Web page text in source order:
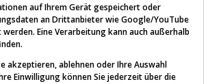
auf Ihrem Gerät gespeichert oder
an Drittanbieter wie Google/YouTube
Eine Verarbeitung kann auch außerhalb
akzeptieren, ablehnen oder Ihre Auswahl
Einwilligung können Sie jederzeit über die